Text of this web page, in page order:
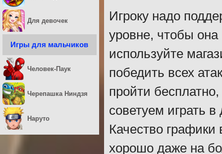
Игроку надо
уровне, чтобы она
используйте
победить всех
пройти
советуем играть
Качество графики
хорошо даже на
Для девочек
Игры для мальчиков
Человек-Паук
Черепашка Ниндзя
Наруто